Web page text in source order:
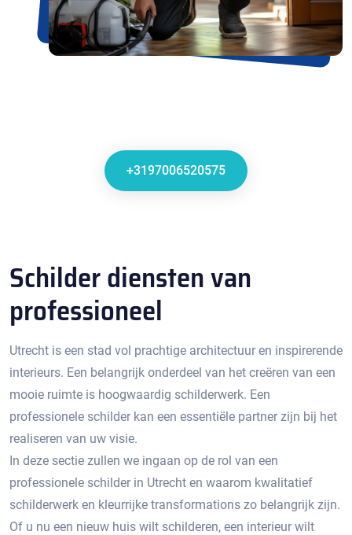
+3197006520575
Schilder diensten van
professioneel
Utrecht is een stad vol prachtige architectuur en inspirerende
interieurs.​ Een belangrijk onderdeel van het creëren van een
mooie ruimte is hoogwaardig schilderwerk. Een
professionele schilder kan een essentiële partner zijn bij het
realiseren van uw visie.​
In deze sectie zullen we ingaan op de rol van een
professionele schilder in Utrecht en waarom kwalitatief
schilderwerk en kleurrijke transformations zo belangrijk zijn.​
Of u nu een nieuw huis wilt schilderen, een interieur wilt